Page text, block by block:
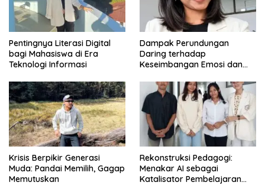
Pentingnya Literasi Digital
bagi Mahasiswa di Era
Teknologi Informasi
Dampak Perundungan
Daring terhadap
Keseimbangan Emosi dan
Krisis Berpikir Generasi
Muda: Pandai Memilih, Gagap
Memutuskan
Rekonstruksi Pedagogi:
Menakar AI sebagai
Katalisator Pembelajaran